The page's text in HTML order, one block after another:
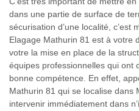
dans une partie de surface de
sécurisation d’une localité, c’est
Elagage Mathurin 81 est à votre
votre la mise en place de la
équipes professionnelles qui ont
bonne compétence. En effet,
Mathurin 81 qui se localise dans
intervenir immédiatement dans